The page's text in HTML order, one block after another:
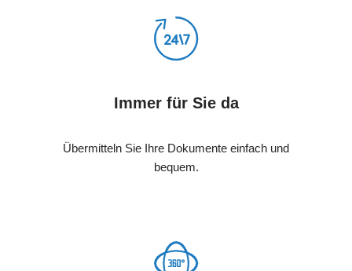
Immer für Sie da
Übermitteln Sie Ihre Dokumente einfach und
bequem.